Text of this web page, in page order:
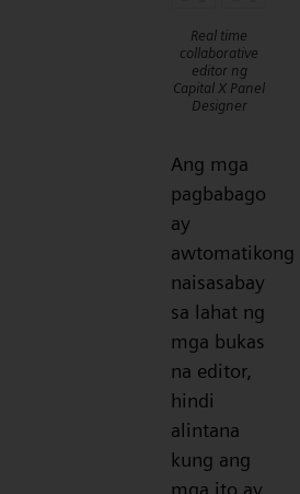
Real time
collaborative
editor ng
Capital X Panel
Designer
Ang mga
pagbabago
ay
awtomatikong
naisasabay
sa lahat ng
mga bukas
na editor,
hindi
alintana
kung ang
mga ito ay